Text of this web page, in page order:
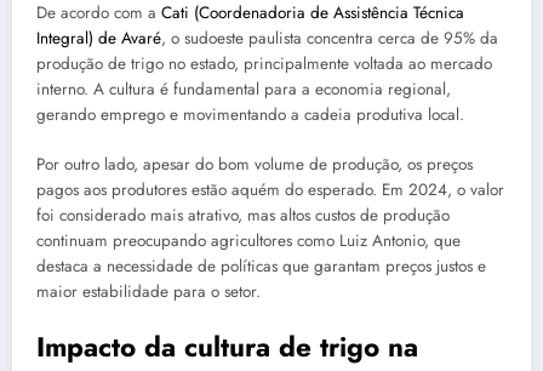
De acordo com a Cati (Coordenadoria de Assistência Técnica
Integral) de Avaré, o sudoeste paulista concentra cerca de 95% da
produção de trigo no estado, principalmente voltada ao mercado
interno. A cultura é fundamental para a economia regional,
gerando emprego e movimentando a cadeia produtiva local.
Por outro lado, apesar do bom volume de produção, os preços
pagos aos produtores estão aquém do esperado. Em 2024, o valor
foi considerado mais atrativo, mas altos custos de produção
continuam preocupando agricultores como Luiz Antonio, que
destaca a necessidade de políticas que garantam preços justos e
maior estabilidade para o setor.
Impacto da cultura de trigo na